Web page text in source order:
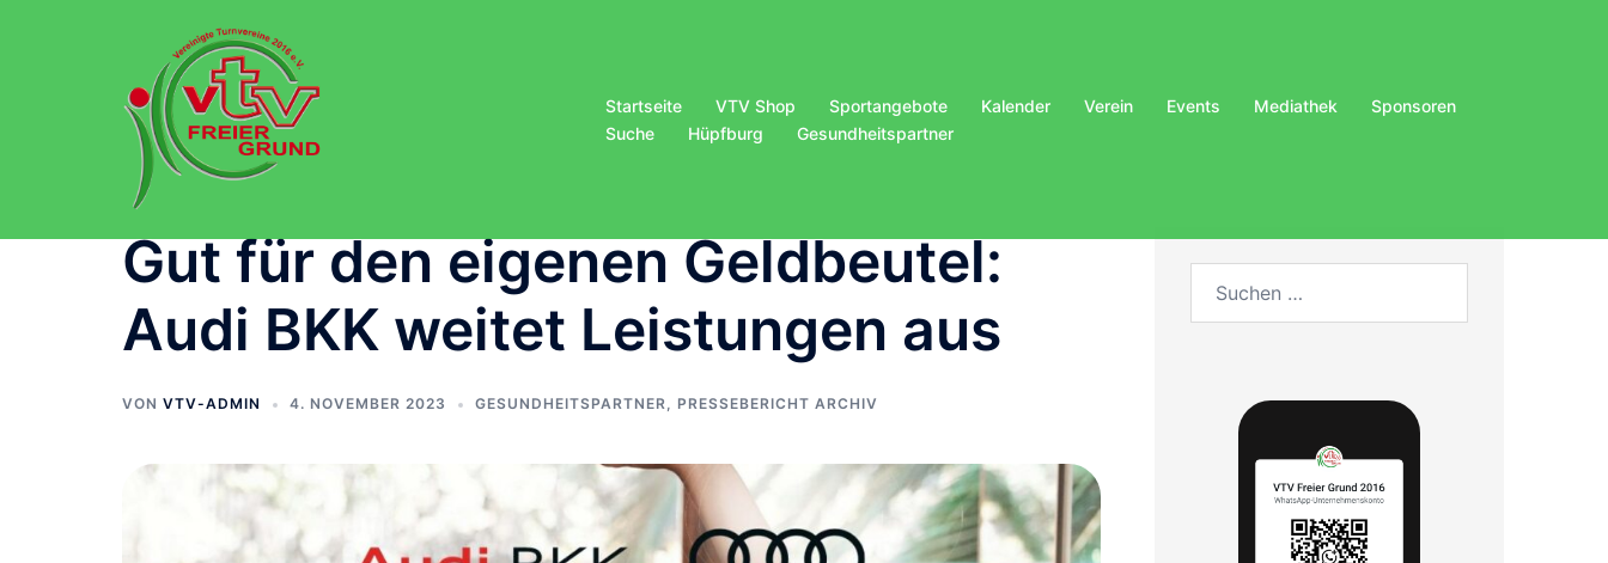
Startseite VTV Shop Sportangebote Kalender Verein Events Mediathek
Sponsoren
Suche
Hüpfburg Gesundheitspartner
Gut für den eigenen Geldbeutel:
Audi BKK weitet Leistungen aus
VON VTV-ADMIN 4. NOVEMBER 2023 GESUNDHEITSPARTNER, PRESSEBERICHT ARCHIV